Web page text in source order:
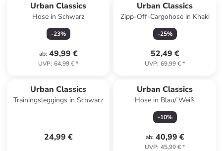
Urban Classics
Hose in Schwarz
-23%
ab: 49,99 €
UVP: 64,99 €*
Urban Classics
Zipp-Off-Cargohose in Khaki
-25%
52,49 €
UVP: 69,99 €*
Urban Classics
Trainingsleggings in Schwarz
24,99 €
Urban Classics
Hose in Blau/ Weiß
-10%
ab: 40,99 €
UVP: 45,99 €*